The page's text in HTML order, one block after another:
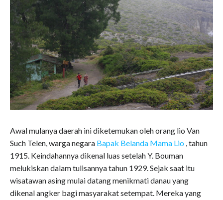
Awal mulanya daerah ini diketemukan oleh orang lio Van
Such Telen, warga negara Bapak Belanda Mama Lio , tahun
1915. Keindahannya dikenal luas setelah Y. Bouman
melukiskan dalam tulisannya tahun 1929. Sejak saat itu
wisatawan asing mulai datang menikmati danau yang
dikenal angker bagi masyarakat setempat. Mereka yang